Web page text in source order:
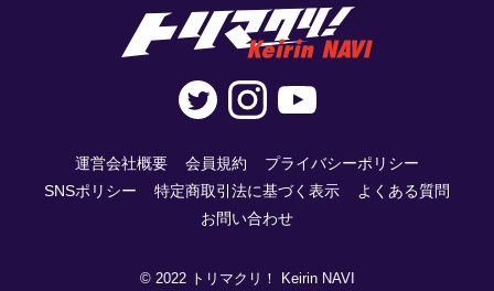
運営会社概要 会員規約
プライバシーポリシー
SNSポリシー
特定商取引法に基づく表示
よくある質問
お問い合わせ
© 2022 トリマクリ！ Keirin NAVI